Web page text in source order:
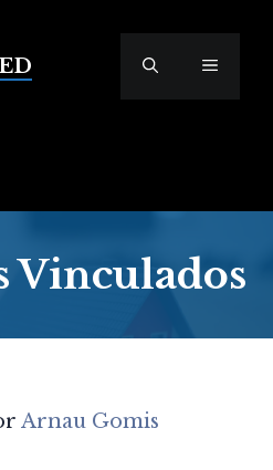
MENÚ
Vinculados
Arnau Gomis